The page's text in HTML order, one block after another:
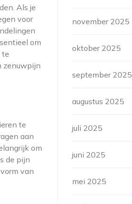
Als je
voor
om
te
zenuwpijn
te
aan
om
de pijn
van
november 2025
oktober 2025
september 2025
augustus 2025
juli 2025
juni 2025
mei 2025